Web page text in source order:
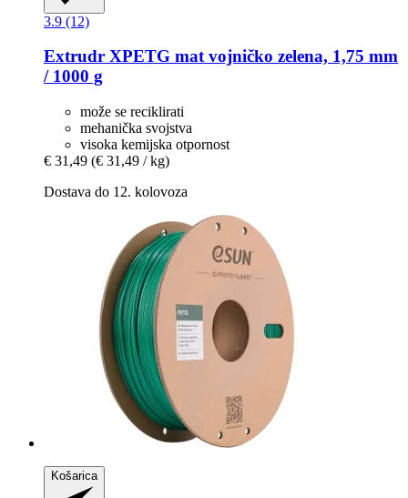
3.9 (12)
Extrudr XPETG mat vojničko zelena, 1,75 mm
/ 1000 g
može se reciklirati
mehanička svojstva
visoka kemijska otpornost
€ 31,49 (€ 31,49 / kg)
Dostava do 12. kolovoza
Košarica